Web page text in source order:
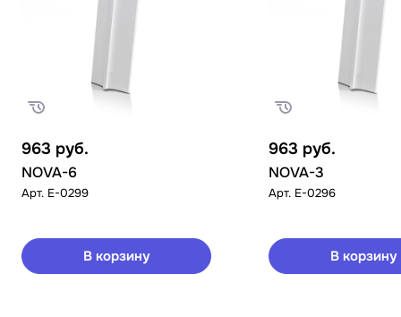
963 руб.
NOVA-6
Арт. E-0299
В корзину
963 руб.
NOVA-3
Арт. E-0296
В корзину